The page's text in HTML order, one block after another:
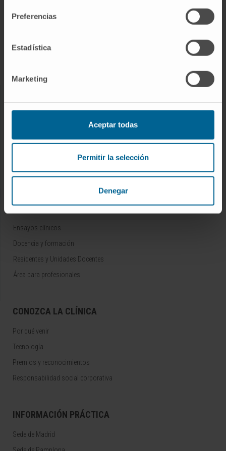
Preferencias
Estadística
Marketing
Aceptar todas
Permitir la selección
Denegar
Pruebas diagnósticas
Cuidados en casa
NUESTROS PROFESIONALES
Conozca a los profesionales
Trabaje con nosotros
INVESTIGACIÓN Y DOCENCIA
Ensayos clínicos
Docencia y formación
Residentes y Unidades Docentes
Área para profesionales
CONOZCA LA CLÍNICA
Por qué venir
Tecnología
Premios y reconocimientos
Responsabilidad social corporativa
INFORMACIÓN PRÁCTICA
Sede de Madrid